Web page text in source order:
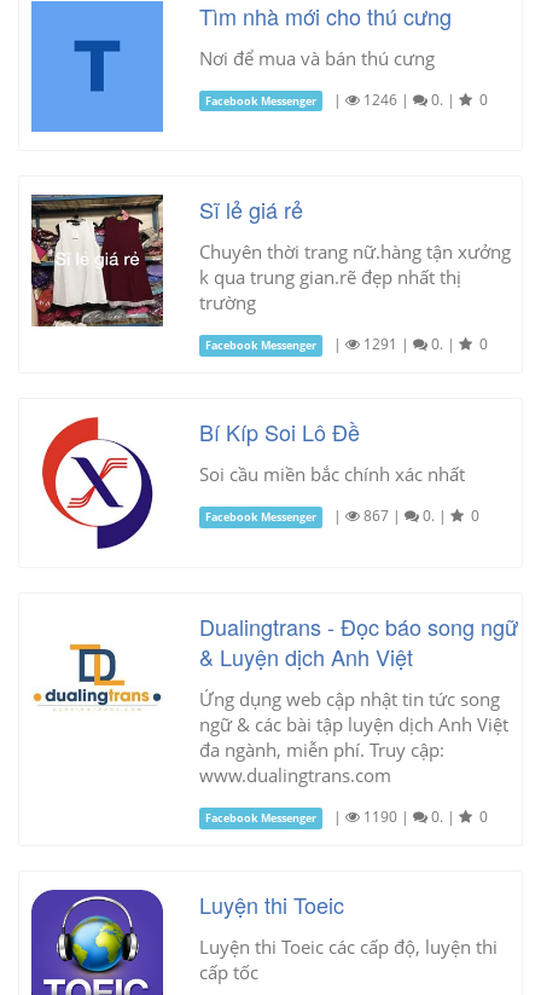
Tìm nhà mới cho thú cưng
Nơi để mua và bán thú cưng
Facebook Messenger | 1246 | 0. | 0
Sĩ lẻ giá rẻ
Chuyên thời trang nữ.hàng tận xưởng
k qua trung gian.rẽ đẹp nhất thị
trường
Facebook Messenger | 1291 | 0. | 0
Bí Kíp Soi Lô Đề
Soi cầu miền bắc chính xác nhất
Facebook Messenger | 867 | 0. | 0
Dualingtrans - Đọc báo song ngữ
& Luyện dịch Anh Việt
Ứng dụng web cập nhật tin tức song
ngữ & các bài tập luyện dịch Anh Việt
đa ngành, miễn phí. Truy cập:
www.dualingtrans.com
Facebook Messenger | 1190 | 0. | 0
Luyện thi Toeic
Luyện thi Toeic các cấp độ, luyện thi
cấp tốc